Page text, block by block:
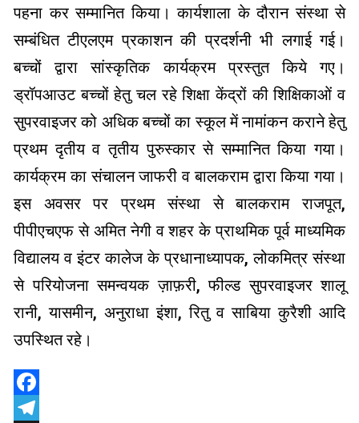
पहना कर सम्मानित किया। कार्यशाला के दौरान संस्था से
सम्बंधित टीएलएम प्रकाशन की प्रदर्शनी भी लगाई गई।
बच्चों द्वारा सांस्कृतिक कार्यक्रम प्रस्तुत किये गए।
ड्रॉपआउट बच्चों हेतु चल रहे शिक्षा केंद्रों की शिक्षिकाओं व
सुपरवाइजर को अधिक बच्चों का स्कूल में नामांकन कराने हेतु
प्रथम दृतीय व तृतीय पुरुस्कार से सम्मानित किया गया।
कार्यक्रम का संचालन जाफरी व बालकराम द्वारा किया गया।
इस अवसर पर प्रथम संस्था से बालकराम राजपूत,
पीपीएचएफ से अमित नेगी व शहर के प्राथमिक पूर्व माध्यमिक
विद्यालय व इंटर कालेज के प्रधानाध्यापक, लोकमित्र संस्था
से परियोजना समन्वयक ज़ाफ़री, फील्ड सुपरवाइजर शालू
रानी, यासमीन, अनुराधा इंशा, रितु व साबिया कुरैशी आदि
उपस्थित रहे।
Facebook